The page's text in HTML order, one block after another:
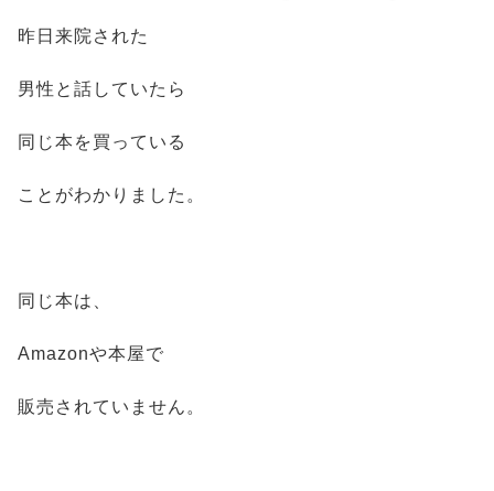
昨日来院された
男性と話していたら
同じ本を買っている
ことがわかりました。
同じ本は、
Amazonや本屋で
販売されていません。